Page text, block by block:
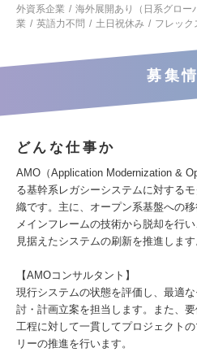
外資系企業
海外展開あり（日系グロー
業
英語力不問 土日祝休み フレック
募集
どんな仕事か
AMO（Application Modernization &
る基幹系レガシーシステムに対する
織です。主に、オープン系基盤への
メインフレームの技術から脱却を行
見据えたシステムの刷新を推進しま
【AMOコンサルタント】
現行システムの状態を評価し、最適
討・計画立案を担当します。また、
工程に対して一貫してプロジェクト
リーの推進を行います。